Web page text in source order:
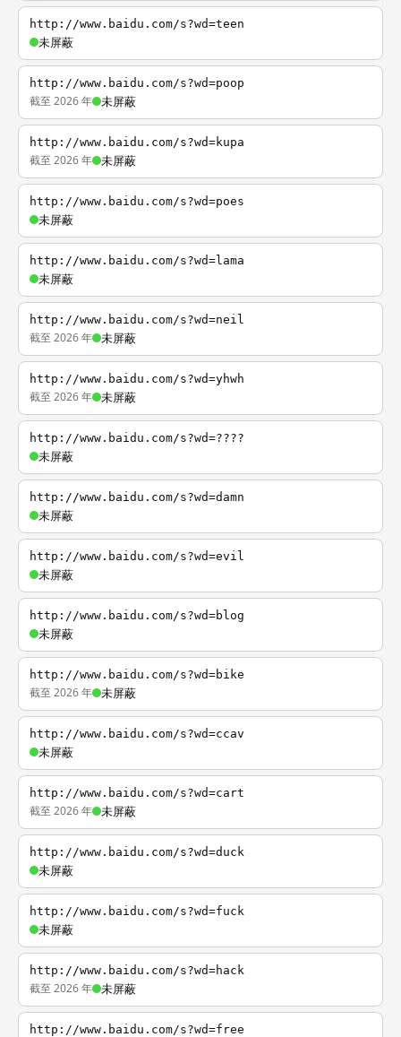
http://www.baidu.com/s?wd=teen
未屏蔽
http://www.baidu.com/s?wd=poop
截至 2026 年 未屏蔽
http://www.baidu.com/s?wd=kupa
截至 2026 年 未屏蔽
http://www.baidu.com/s?wd=poes
未屏蔽
http://www.baidu.com/s?wd=lama
未屏蔽
http://www.baidu.com/s?wd=neil
截至 2026 年 未屏蔽
http://www.baidu.com/s?wd=yhwh
截至 2026 年 未屏蔽
http://www.baidu.com/s?wd=????
未屏蔽
http://www.baidu.com/s?wd=damn
未屏蔽
http://www.baidu.com/s?wd=evil
未屏蔽
http://www.baidu.com/s?wd=blog
未屏蔽
http://www.baidu.com/s?wd=bike
截至 2026 年 未屏蔽
http://www.baidu.com/s?wd=ccav
未屏蔽
http://www.baidu.com/s?wd=cart
截至 2026 年 未屏蔽
http://www.baidu.com/s?wd=duck
未屏蔽
http://www.baidu.com/s?wd=fuck
未屏蔽
http://www.baidu.com/s?wd=hack
截至 2026 年 未屏蔽
http://www.baidu.com/s?wd=free